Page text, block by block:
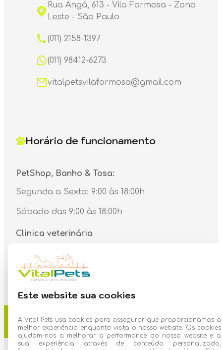
Este website sua cookies
A Vital Pets usa cookies para assegurar que proporcionamos a
melhor experiência enquanto visita o nosso website. Os cookies
ajudam-nos a melhorar a performance do nosso website e a
sua experiência através de conteúdo personalizado,
Rua Angá, 613 - Vila Formosa - Zona
Leste - São Paulo
(011) 2158-1397
(011) 98412-6273
vitalpetsvilaformosa@gmail.com
Horário de funcionamento
PetShop, Banho & Tosa:
Segunda a Sexta: 9:00 às 18:00h
Sábado das 9:00 às 18:00h
Clinica veterinária
Segunda a Sexta: 9:00 às 18:00h
Sábado das 9:00 às 18:00h
© 2026 - Vital Pets - Todos os direitos reservados